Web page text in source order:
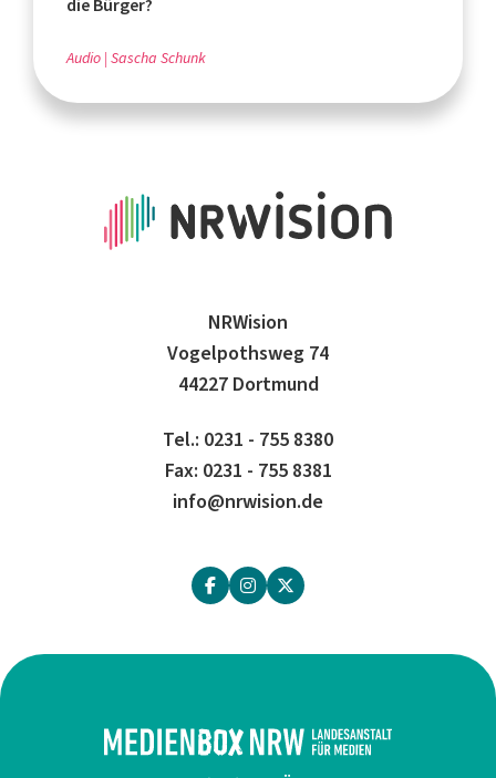
die Bürger?
Audio Sascha Schunk
NRWision
Vogelpothsweg 74
44227 Dortmund
Tel.: 0231 - 755 8380
Fax: 0231 - 755 8381
info@nrwision.de